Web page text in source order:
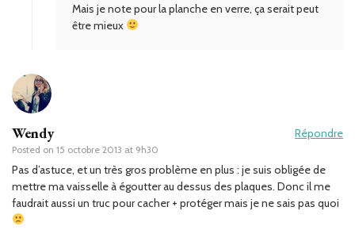
Mais je note pour la planche en verre, ça serait peut
être mieux
Wendy
Posted on 15 octobre 2013 at 9h30
Répondre
Pas d’astuce, et un très gros problème en plus : je suis obligée de
mettre ma vaisselle à égoutter au dessus des plaques. Donc il me
faudrait aussi un truc pour cacher + protéger mais je ne sais pas quoi